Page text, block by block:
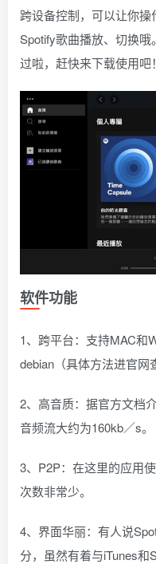
跨设备控制，可以让你
Spotify歌曲播放、切换
过啦，赶快来下载使用吧！
软件功能
1、跨平台：支持MAC和
debian（具体方法进官网
2、高音质：据官方文档
音频流大约为160kb／s。
3、P2P：在这里的应用
次数非常少。
4、界面华丽：有人说
分，虽然有着与iTunes